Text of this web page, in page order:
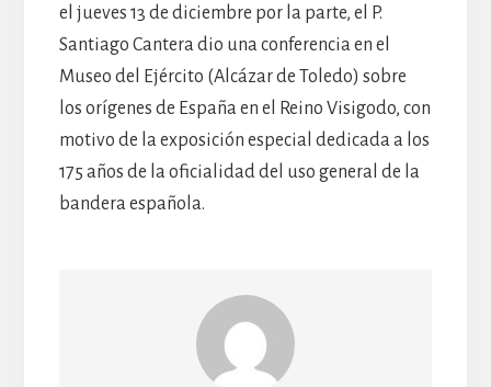
el jueves 13 de diciembre por la parte, el P.
Santiago Cantera dio una conferencia en el
Museo del Ejército (Alcázar de Toledo) sobre
los orígenes de España en el Reino Visigodo, con
motivo de la exposición especial dedicada a los
175 años de la oficialidad del uso general de la
bandera española.